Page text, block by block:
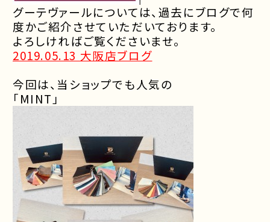
グーテヴァールについては、過去にブログで何
度かご紹介させていただいております。
よろしければご覧くださいませ。
2019.05.13 大阪店ブログ
今回は、当ショップでも人気の
「MINT 」